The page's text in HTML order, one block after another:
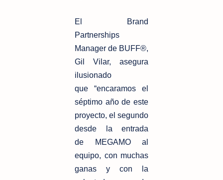
El Brand
Partnerships
Manager de BUFF®,
Gil Vilar, asegura
ilusionado
que “encaramos el
séptimo año de este
proyecto, el segundo
desde la entrada
de
MEGAMO al
equipo, con muchas
ganas y con la